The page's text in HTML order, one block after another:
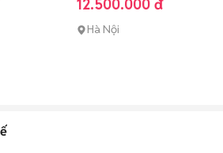
12.500.000 đ
Hà Nội